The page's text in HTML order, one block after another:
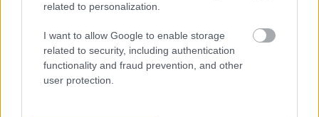
related to personalization.
I want to allow Google to enable storage
related to security, including authentication
functionality and fraud prevention, and other
user protection.
TASTE OF TRANSYLVANIA 2026 – SZÉKELYFÖLD
ÍZEI A SKANZENBEN